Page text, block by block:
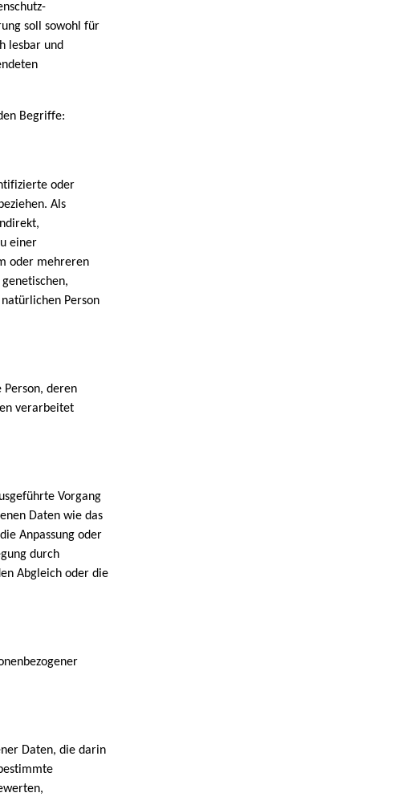
soll sowohl für
lesbar und
Begriffe:
oder
Als
einer
oder mehreren
Person
deren
verarbeitet
Vorgang
Daten wie das
Anpassung oder
durch
Abgleich oder die
Daten, die darin